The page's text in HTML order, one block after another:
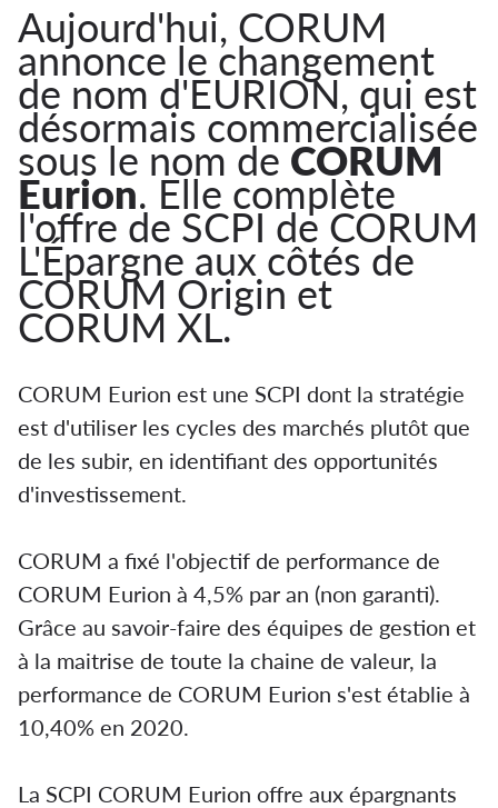
Aujourd'hui, CORUM
annonce le changement
de nom d'EURION, qui est
désormais commercialisée
sous le nom de CORUM
Eurion. Elle complète
l'offre de SCPI de CORUM
L'Épargne aux côtés de
CORUM Origin et
CORUM XL.
CORUM Eurion est une SCPI dont la stratégie
est d'utiliser les cycles des marchés plutôt que
de les subir, en identifiant des opportunités
d'investissement.
CORUM a fixé l'objectif de performance de
CORUM Eurion à 4,5% par an (non garanti).
Grâce au savoir-faire des équipes de gestion et
à la maitrise de toute la chaine de valeur, la
performance de CORUM Eurion s'est établie à
10,40% en 2020.
La SCPI CORUM Eurion offre aux épargnants